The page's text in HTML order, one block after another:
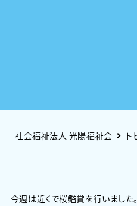
社会福祉法人 光陽福祉会 ト
今週は近くで桜鑑賞を行いました。